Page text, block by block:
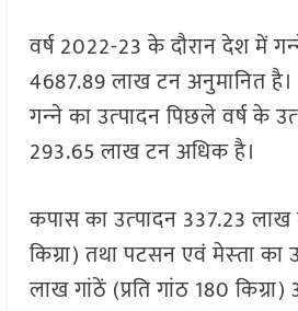
वर्ष 2022-23 के दौरान देश में
4687.89 लाख टन अनुमानित
गन्‍ने का उत्‍पादन पिछले वर्ष के
293.65 लाख टन अधिक है।
कपास का उत्‍पादन 337.23 लाख
किग्रा) तथा पटसन एवं मेस्‍ता का
लाख गांठें (प्रति गांठ 180 किग्रा)